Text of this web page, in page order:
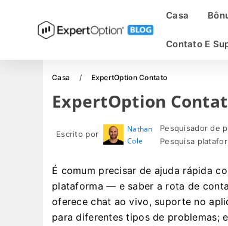
Casa
Contato E
Casa ExpertOption Contato
ExpertOption
Escrito por
Nathan
Cole
Pesquisador de
Pesquisa
É comum precisar de ajuda rápida
plataforma — e saber a rota de
oferece chat ao vivo, suporte no
para diferentes tipos de problemas;